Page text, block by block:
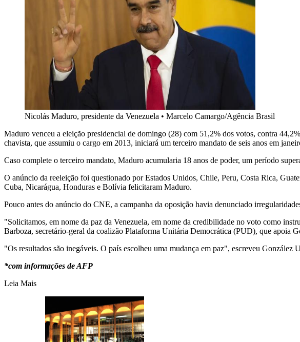
Nicolás Maduro, presidente da Venezuela • Marcelo Camargo/Agência Brasil
Maduro venceu a eleição presidencial de domingo (28) com 51,2% dos votos, contra
chavista, que assumiu o cargo em 2013, iniciará um terceiro mandato de seis anos em
Caso complete o terceiro mandato, Maduro acumularia 18 anos de poder, um período
O anúncio da reeleição foi questionado por Estados Unidos, Chile, Peru, Costa Rica,
Cuba, Nicarágua, Honduras e Bolívia felicitaram Maduro.
Pouco antes do anúncio do CNE, a campanha da oposição havia denunciado
"Solicitamos, em nome da paz da Venezuela, em nome da credibilidade no voto como
Barboza, secretário-geral da coalizão Plataforma Unitária Democrática (PUD), que apoia
"Os resultados são inegáveis. O país escolheu uma mudança em paz", escreveu González
*com informações de AFP
Leia Mais